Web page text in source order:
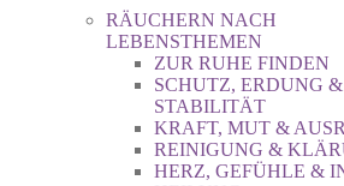
RÄUCHERN NACH
LEBENSTHEMEN
ZUR RUHE FINDEN
SCHUTZ, ERDUNG &
STABILITÄT
KRAFT, MUT &
REINIGUNG &
HERZ, GEFÜHLE &